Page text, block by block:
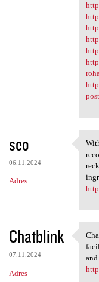
seo
06.11.2024
Adres
Chatblink
07.11.2024
Adres